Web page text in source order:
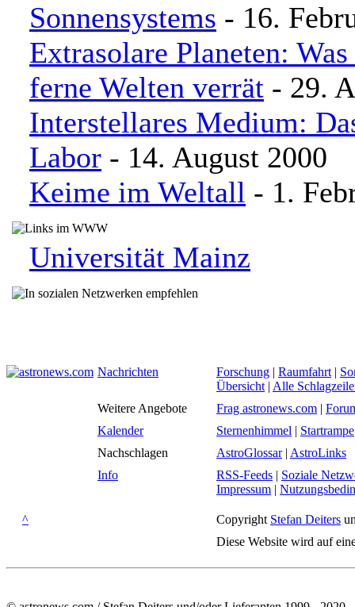
Sonnensystems - 16.
Extrasolare Planeten:
ferne Welten verrät - 29.
Interstellares Medium:
Labor - 14. August 2000
Keime im Weltall - 1.
Universität Mainz
Nachrichten Forschung | Raumfahrt |
Übersicht | Alle
Weitere Angebote
Frag astronews.com |
Kalender
Sternenhimmel | Startrampe
Nachschlagen
AstroGlossar| AstroLinks
Info
RSS-Feeds | Soziale
Impressum |
^ Copyright Stefan Deiters
Diese Website wird auf